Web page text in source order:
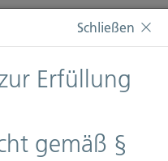
Wenn Sie weiterhin
SeiteDatenschutz
anzeigen
Schließen
Erfüllung
gemäß §